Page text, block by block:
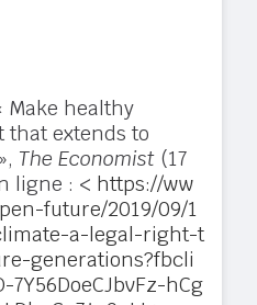
Make healthy
that extends to
The Economist (17
ligne : < https://ww
future/2019/09/1
a-legal-right-t
generations?fbcli
7Y56DoeCJbvFz-hCg